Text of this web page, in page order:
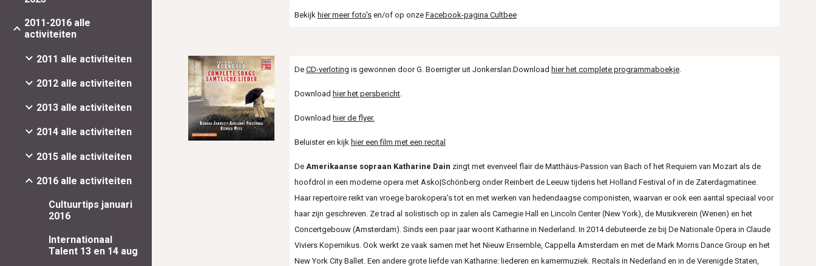
2011-2016 alle
activiteiten
2011 alle activiteiten
2012 alle activiteiten
2013 alle activiteiten
2014 alle activiteiten
2015 alle activiteiten
2016 alle activiteiten
Cultuurtips januari
2016
Internationaal
Talent 13 en 14 aug
Bekijk hier meer foto'sen/of op onze Facebook-pagina Cultbee
De CD-verloting is gewonnen door G. Boerrigter uit Jonkerslan.Download hier het complete programmaboekje.
Download hier het persbericht.
Download hier de flyer.
Beluister en kijk hier een film met een recital
De Amerikaanse sopraan Katharine Dain zingt met evenveel flair de Matthäus-Passion van Bach of het Requiem van Mozart als de
hoofdrol in een moderne opera met Asko|Schönberg onder Reinbert de Leeuw tijdens het Holland Festival of in de Zaterdagmatinee.
Haar repertoire reikt van vroege barokopera's tot en met werken van hedendaagse componisten, waarvan er ook een aantal speciaal voor
haar zijn geschreven. Ze trad al solistisch op in zalen als Carnegie Hall en Lincoln Center (New York), de Musikverein (Wenen) en het
Concertgebouw (Amsterdam). Sinds een paar jaar woont Katharine in Nederland. In 2014 debuteerde ze bij De Nationale Opera in Claude
Viviers Kopernikus. Ook werkt ze vaak samen met het Nieuw Ensemble, Cappella Amsterdam en met de Mark Morris Dance Group en het
New York City Ballet. Een andere grote liefde van Katharine: liederen en kamermuziek. Recitals in Nederland en in de Verenigde Staten,